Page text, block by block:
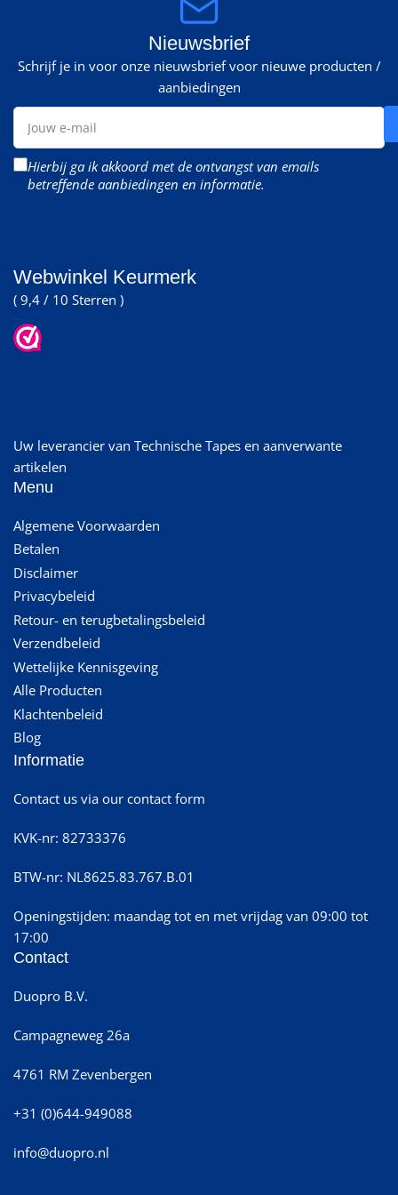
Nieuwsbrief
Schrijf je in voor onze nieuwsbrief voor nieuwe producten /
aanbiedingen
Jouw
mail
Hierbij ga ik akkoord met de ontvangst van emails
betreffende aanbiedingen en informatie.
Webwinkel Keurmerk
( 9,4 / 10 Sterren )
Uw leverancier van Technische Tapes en aanverwante
artikelen
Menu
Algemene Voorwaarden
Betalen
Disclaimer
Privacybeleid
Retour- en terugbetalingsbeleid
Verzendbeleid
Wettelijke Kennisgeving
Alle Producten
Klachtenbeleid
Blog
Informatie
Contact us via our contact form
KVK-nr: 82733376
BTW-nr: NL8625.83.767.B.01
Openingstijden: maandag tot en met vrijdag van 09:00 tot
17:00
Contact
Duopro B.V.
Campagneweg 26a
4761 RM Zevenbergen
+31 (0)644-949088
info@duopro.nl